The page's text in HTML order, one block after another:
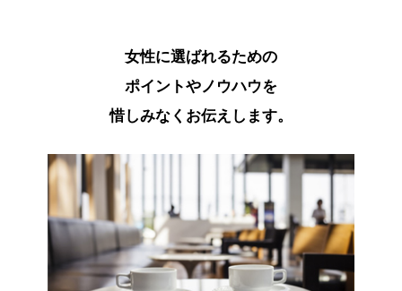
女性に選ばれるための
ポイントやノウハウを
惜しみなくお伝えします。